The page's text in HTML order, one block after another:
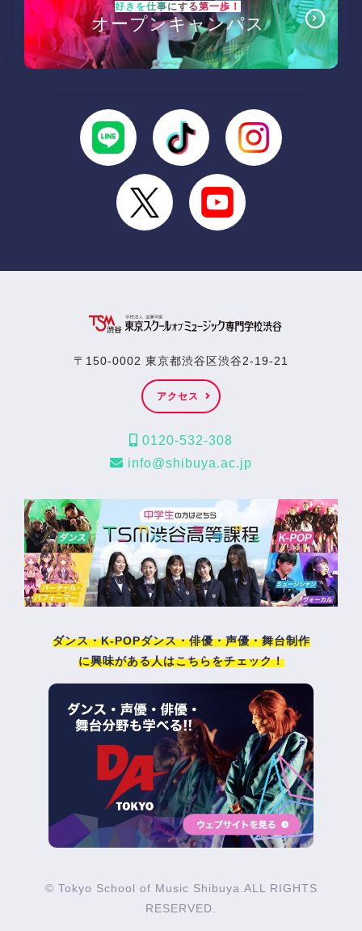
好きを仕事にする第一歩！
オープンキャンパス
〒150-0002 東京都渋谷区渋谷2-19-21
アクセス
0120-532-308
info@shibuya.ac.jp
ダンス・K-POPダンス・俳優・声優・舞台制作
に興味がある人はこちらをチェック！
© Tokyo School of Music Shibuya.ALL RIGHTS
RESERVED.